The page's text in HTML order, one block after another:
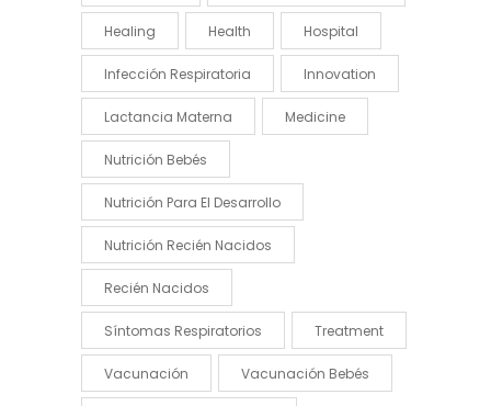
Healing Health Hospital
Infección Respiratoria Innovation
Lactancia Materna Medicine
Nutrición Bebés
Nutrición Para El Desarrollo
Nutrición Recién Nacidos
Recién Nacidos
Síntomas Respiratorios Treatment
Vacunación Vacunación Bebés